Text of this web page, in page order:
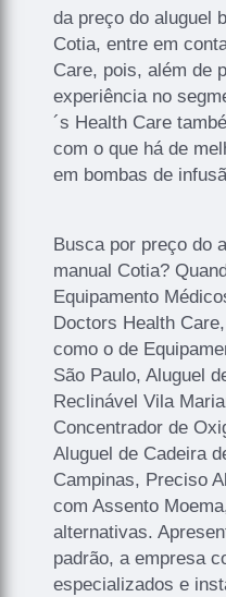
da preço do aluguel
Cotia, entre em
Care, pois, além de
experiência no
´s Health Care
com o que há de
em bombas de
Busca por preço do
manual Cotia?
Equipamento
Doctors Health
como o de
São Paulo, Aluguel
Reclinável Vila
Concentrador de
Aluguel de Cadeira
Campinas, Preciso
com Assento
alternativas.
padrão, a empresa
especializados e